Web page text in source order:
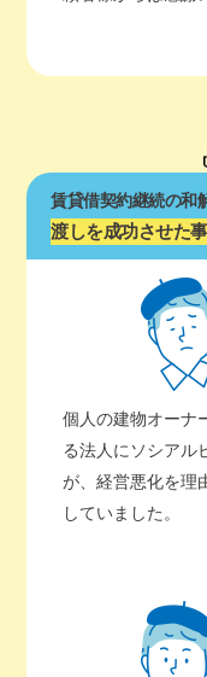
賃貸借契約継続の和
渡しを成功させた事
個人の建物オーナ
る法人にソシアル
が、経営悪化を理
していました。